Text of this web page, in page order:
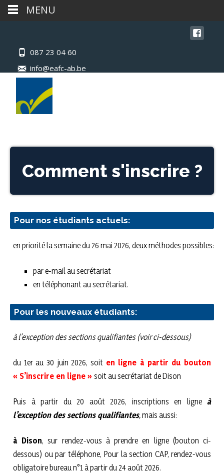
087 23 04 60
info@eafc-ab.be
Comment s'inscrire ?
Pour nos étudiants actuels:
en priorité la semaine du 26 mai 2026, deux méthodes possibles:
par e-mail au secrétariat
en téléphonant au secrétariat.
Pour les nouveaux étudiants:
à l’exception des sections qualifiantes (voir ci-dessous)
du 1er au 30 juin 2026, soit en ligne à partir du bouton
« S’inscrire en ligne » soit au secrétariat de Dison
Puis à partir du 20 août 2026, inscriptions en ligne à
l’exception des sections qualifiantes,mais aussi:
à Dison, sur rendez-vous à prendre en ligne (bouton ci-
dessous) ou par téléphone, Pour la section CAP, rendez-vous
obligatoire bureau n°1 à partir du 24 août 2026.
MENU